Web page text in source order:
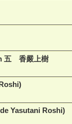
五 香嚴上樹
Yasutani Roshi)